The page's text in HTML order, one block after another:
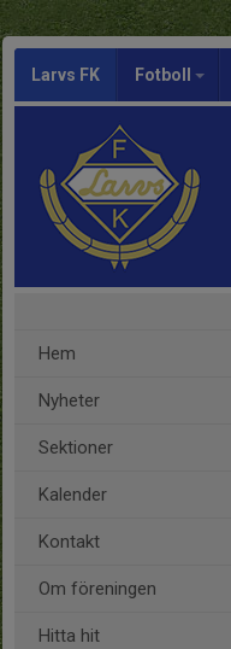
Larvs FK Fotboll
Hem
Nyheter
Sektioner
Kalender
Kontakt
Om föreningen
Hitta hit